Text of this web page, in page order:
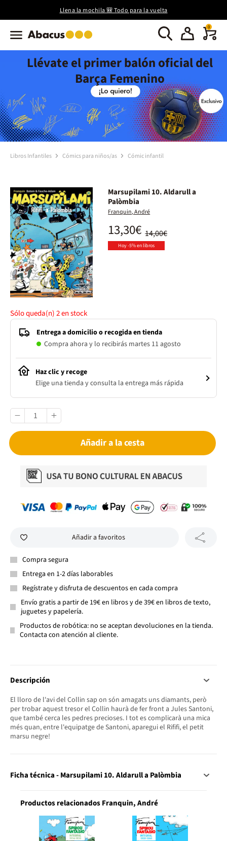
Llena la mochila 🎒 Todo para la vuelta
0
Llévate el primer balón oficial del
Barça Femenino
Libros Infantiles Cómics para niños/as Cómic infantil
Marsupilami 10. Aldarull a
Palòmbia
Franquin, André
14,00€
13,30€
Hoy -5% en libros
Sólo queda(n)2en stock
Entrega a domicilio o recogida en tienda
Compra ahora y lo recibirás martes 11 agosto
Haz clic y recoge
Elige una tienda y consulta la entrega más rápida
Añadir a la cesta
Añadir a favoritos
Compra segura
Entrega en 1-2 días laborables
Regístrate y disfruta de descuentos en cada compra
Envío gratis a partir de 19€ en libros y de 39€ en libros de texto,
juguetes y papelería.
Productos de robótica: no se aceptan devoluciones en la tienda.
Contacta con atención al cliente.
Descripción
El lloro de l'avi del Collin sap on són amagats uns diamants, però
per trobar aquest tresor el Collin haurà de fer front a Jules Santoni,
que també cerca les pedres precioses. I tot es complicarà una mica
més quan, entre l'equipatge de Santoni, aparegui el Rififi, el petit
marsu negre!
Ficha técnica - Marsupilami 10. Aldarull a Palòmbia
Productos relacionados Franquin, André